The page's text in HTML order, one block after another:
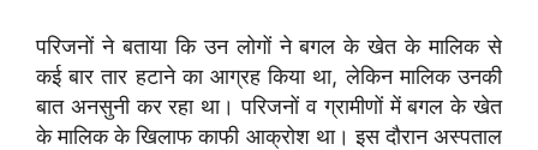
परिजनों ने बताया कि उन लोगों ने बगल के खेत के मालिक से
कई बार तार हटाने का आग्रह किया था, लेकिन मालिक उनकी
बात अनसुनी कर रहा था। परिजनों व ग्रामीणों में बगल के खेत
के मालिक के खिलाफ काफी आक्रोश था। इस दौरान अस्पताल